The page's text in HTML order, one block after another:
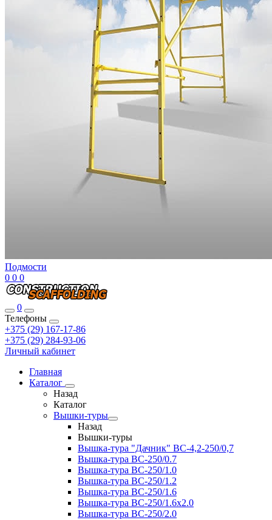
Подмости
0 0 0
0
Телефоны
+375 (29) 167-17-86
+375 (29) 284-93-06
Личный кабинет
Главная
Каталог
Назад
Каталог
Вышки-туры
Назад
Вышки-туры
Вышка-тура "Дачник" ВС-4,2-250/0,7
Вышка-тура ВС-250/0.7
Вышка-тура ВС-250/1.0
Вышка-тура ВС-250/1.2
Вышка-тура ВС-250/1.6
Вышка-тура ВС-250/1.6х2.0
Вышка-тура ВС-250/2.0